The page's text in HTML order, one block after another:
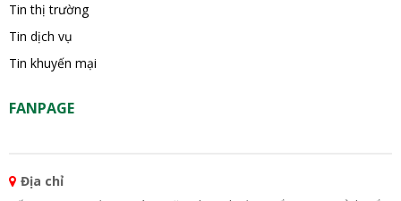
Tin thị trường
Tin dịch vụ
Tin khuyến mại
FANPAGE
Địa chỉ